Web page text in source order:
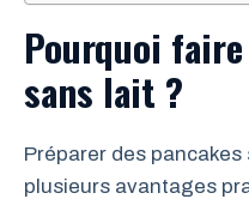
Pourquoi
sans lait ?
Préparer des
plusieurs avantages